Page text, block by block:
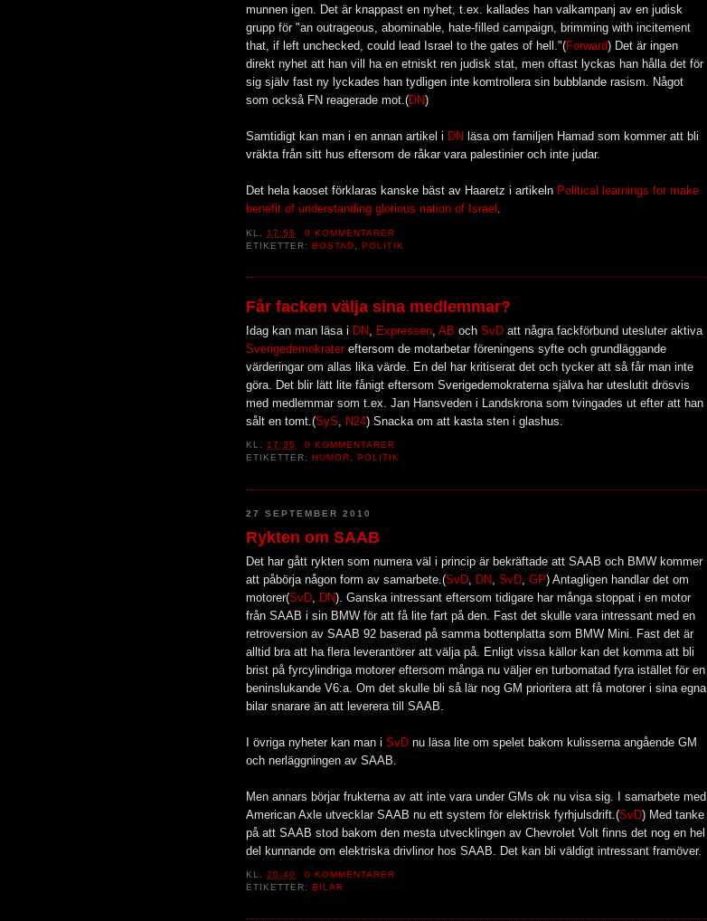
munnen igen. Det är knappast en nyhet, t.ex. kallades han valkampanj av en judisk
grupp för "an outrageous, abominable, hate-filled campaign, brimming with incitement
that, if left unchecked, could lead Israel to the gates of hell."(Forward) Det är ingen
direkt nyhet att han vill ha en etniskt ren judisk stat, men oftast lyckas han hålla det för
sig själv fast ny lyckades han tydligen inte komtrollera sin bubblande rasism. Något
som också FN reagerade mot.(DN)
Samtidigt kan man i en annan artikel i DN läsa om familjen Hamad som kommer att bli
vräkta från sitt hus eftersom de råkar vara palestinier och inte judar.
Det hela kaoset förklaras kanske bäst av Haaretz i artikeln Political learnings for make
benefit of understanding glorious nation of Israel .
KL. 17:55
0 KOMMENTARER
ETIKETTER:BOSTAD ,POLITIK
Får facken välja sina medlemmar?
Idag kan man läsa i DN Expressen AB och SvD att några fackförbund utesluter aktiva
Sverigedemokrater eftersom de motarbetar föreningens syfte och grundläggande
värderingar om allas lika värde. En del har kritiserat det och tycker att så får man inte
göra. Det blir lätt lite fånigt eftersom Sverigedemokraterna själva har uteslutit drösvis
med medlemmar som t.ex. Jan Hansveden i Landskrona som tvingades ut efter att han
sålt en tomt.(SyS N24) Snacka om att kasta sten i glashus.
KL.17:35
0 KOMMENTARER
ETIKETTER: HUMOR, POLITIK
27 SEPTEMBER 2010
Rykten om SAAB
Det har gått rykten som numera väl i princip är bekräftade att SAAB och BMW kommer
att påbörja någon form av samarbete.(SvD DN SvD GP) Antagligen handlar det om
motorer(SvD DN). Ganska intressant eftersom tidigare har många stoppat i en motor
från SAAB i sin BMW för att få lite fart på den. Fast det skulle vara intressant med en
retroversion av SAAB 92 baserad på samma bottenplatta som BMW Mini. Fast det är
alltid bra att ha flera leverantörer att välja på. Enligt vissa källor kan det komma att bli
brist på fyrcylindriga motorer eftersom många nu väljer en turbomatad fyra istället för en
beninslukande V6:a. Om det skulle bli så lär nog GM prioritera att få motorer i sina egna
bilar snarare än att leverera till SAAB.
I övriga nyheter kan man i SvD nu läsa lite om spelet bakom kulisserna angående GM
och nerläggningen av SAAB.
Men annars börjar frukterna av att inte vara under GMs ok nu visa sig. I samarbete med
American Axle utvecklar SAAB nu ett system för elektrisk fyrhjulsdrift.(SvD) Med tanke
på att SAAB stod bakom den mesta utvecklingen av Chevrolet Volt finns det nog en hel
del kunnande om elektriska drivlinor hos SAAB. Det kan bli väldigt intressant framöver.
KL.20:40
0 KOMMENTARER
ETIKETTER:BILAR